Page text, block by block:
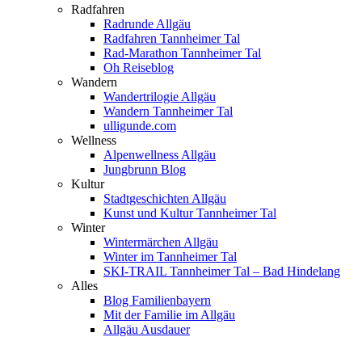
Radfahren
Radrunde Allgäu
Radfahren Tannheimer Tal
Rad-Marathon Tannheimer Tal
Oh Reiseblog
Wandern
Wandertrilogie Allgäu
Wandern Tannheimer Tal
ulligunde.com
Wellness
Alpenwellness Allgäu
Jungbrunn Blog
Kultur
Stadtgeschichten Allgäu
Kunst und Kultur Tannheimer Tal
Winter
Wintermärchen Allgäu
Winter im Tannheimer Tal
SKI-TRAIL Tannheimer Tal – Bad Hindelang
Alles
Blog Familienbayern
Mit der Familie im Allgäu
Allgäu Ausdauer